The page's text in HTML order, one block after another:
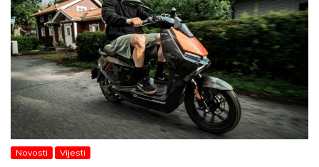
Novosti Vijesti